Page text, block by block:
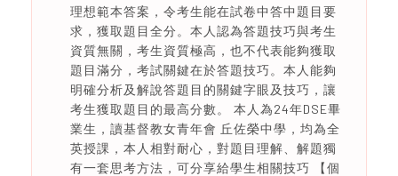
理想範本答案，令考生能在試卷中答中題目要
求，獲取題目全分。本人認為答題技巧與考生
資質無關，考生資質極高，也不代表能夠獲取
題目滿分，考試關鍵在於答題技巧。本人能夠
明確分析及解說答題目的關鍵字眼及技巧，讓
考生獲取題目的最高分數。 本人為24年DSE畢
業生，讀基督教女青年會 丘佐榮中學，均為全
英授課，本人相對耐心，對題目理解、解題獨
有一套思考方法，可分享給學生相關技巧 【個